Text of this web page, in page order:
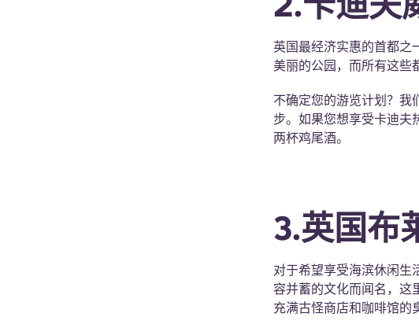
英国最经济实惠的首都之
美丽的公园，而所有这些
不确定您的游览计划？我
步。如果您想享受卡迪
两杯鸡尾酒。
3.英国布
对于希望享受海滨休闲生
容并蓄的文化而闻名，这
充满古怪商店和咖啡馆的